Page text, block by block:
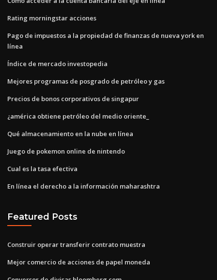
Rating morningstar acciones
Pago de impuestos a la propiedad de finanzas de nueva york en
línea
Índice de mercado investopedia
Mejores programas de posgrado de petróleo y gas
Precios de bonos corporativos de singapur
¿américa obtiene petróleo del medio oriente_
Qué almacenamiento en la nube en línea
Juego de pokemon online de nintendo
Cual es la tasa efectiva
En línea el derecho a la información maharashtra
Featured Posts
Construir operar transferir contrato muestra
Mejor comercio de acciones de papel moneda